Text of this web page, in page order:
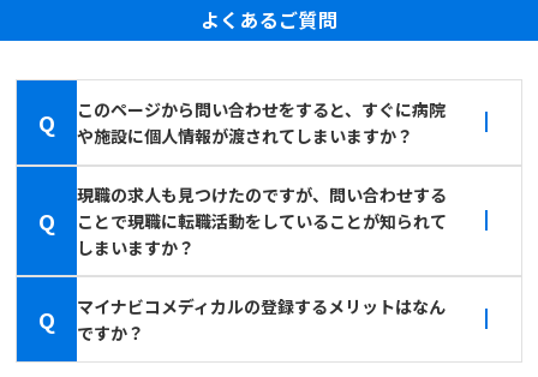
よくあるご質問
Q
このページから問い合わせをすると、すぐに病院
や施設に個人情報が渡されてしまいますか？
Q
現職の求人も見つけたのですが、問い合わせする
ことで現職に転職活動をしていることが知られて
しまいますか？
Q
マイナビコメディカルの登録するメリットはなん
ですか？